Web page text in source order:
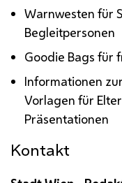
Warnwesten für
Begleitpersonen
Goodie Bags für
Informationen
Vorlagen für
Präsentationen
Kontakt